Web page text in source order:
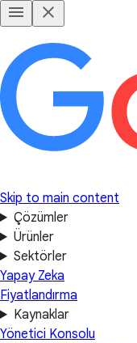
Skip to main content
Çözümler
Ürünler
Sektörler
Yapay Zeka
Fiyatlandırma
Kaynaklar
Yönetici Konsolu